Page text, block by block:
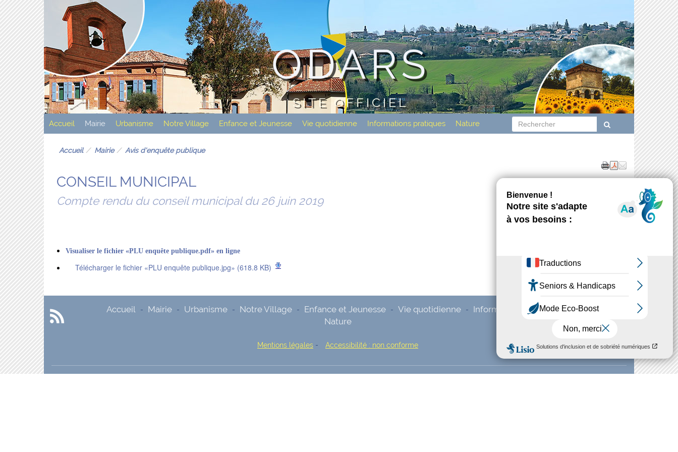
ODARS
SITE OFFICIEL
Accueil Mairie Urbanisme Notre Village Enfance et Jeunesse Vie quotidienne Informations pratiques Nature
Accueil Mairie Avis d'enquête publique
CONSEIL MUNICIPAL
Compte rendu du conseil municipal du 26 juin 2019
Visualiser le fichier «PLU enquête publique.pdf» en ligne
Télécharger le fichier «PLU enquête publique.jpg» (618.8 KB)
Accueil - Mairie - Urbanisme - Notre Village - Enfance et Jeunesse - Vie quotidienne - Informations pratiques -
Nature
Mentions légales - Accessibilité : non conforme